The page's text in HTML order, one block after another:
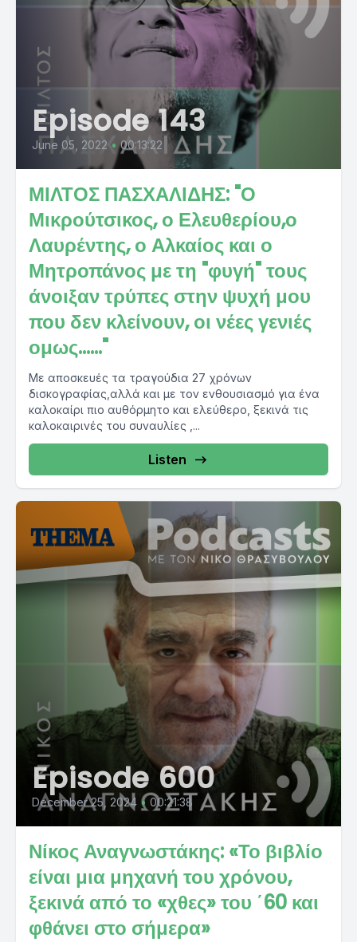
Episode 143
June 05, 2022 • 00:13:22
ΜΙΛΤΟΣ ΠΑΣΧΑΛΙΔΗΣ: "Ο
Μικρούτσικος, ο Ελευθερίου,ο
Λαυρέντης, ο Αλκαίος και ο
Μητροπάνος με τη "φυγή" τους
άνοιξαν τρύπες στην ψυχή μου
που δεν κλείνουν, οι νέες γενιές
ομως......"
Με αποσκευές τα τραγούδια 27 χρόνων
δισκογραφίας,αλλά και με τον ενθουσιασμό για ένα
καλοκαίρι πιο αυθόρμητο και ελεύθερο, ξεκινά τις
καλοκαιρινές του συναυλίες ,...
Listen
Episode 600
December 25, 2024 • 00:21:38
Νίκος Αναγνωστάκης: «Το βιβλίο
είναι μια μηχανή του χρόνου,
ξεκινά από το «χθες» του ΄60 και
φθάνει στο σήμερα»